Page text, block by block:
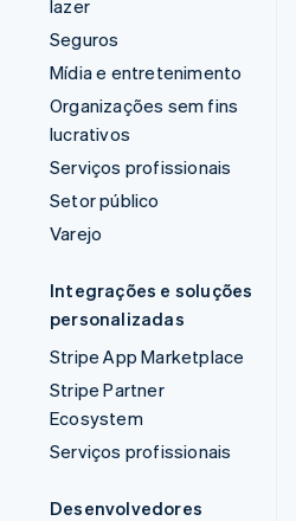
lazer
Seguros
Mídia e entretenimento
Organizações sem fins
lucrativos
Serviços profissionais
Setor público
Varejo
Integrações e soluções
personalizadas
Stripe App Marketplace
Stripe Partner
Ecosystem
Serviços profissionais
Desenvolvedores